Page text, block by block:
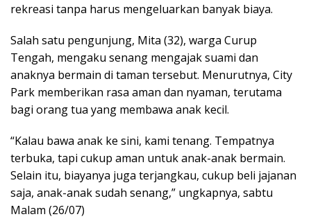
rekreasi tanpa harus mengeluarkan banyak biaya.
Salah satu pengunjung, Mita (32), warga Curup
Tengah, mengaku senang mengajak suami dan
anaknya bermain di taman tersebut. Menurutnya, City
Park memberikan rasa aman dan nyaman, terutama
bagi orang tua yang membawa anak kecil.
“Kalau bawa anak ke sini, kami tenang. Tempatnya
terbuka, tapi cukup aman untuk anak-anak bermain.
Selain itu, biayanya juga terjangkau, cukup beli jajanan
saja, anak-anak sudah senang,” ungkapnya, sabtu
Malam (26/07)